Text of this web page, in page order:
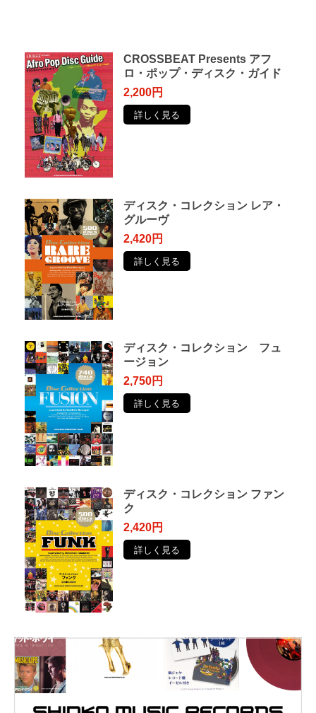
CROSSBEAT Presents アフ
ロ・ポップ・ディスク・ガイド
2,200円
詳しく見る
ディスク・コレクション レア・
グルーヴ
2,420円
詳しく見る
ディスク・コレクション フュ
ージョン
2,750円
詳しく見る
ディスク・コレクション ファン
ク
2,420円
詳しく見る